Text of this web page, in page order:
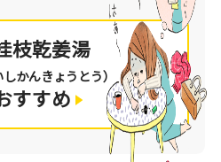
枝乾姜湯
しかんきょうとう）
すすめ